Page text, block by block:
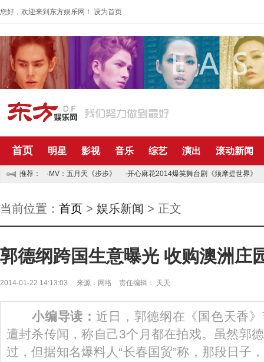
您好，欢迎来到东方娱乐网！ 设为首页
首页 明星 影视 音乐 综艺 演出 滚动新闻
推荐： ·MV：五月天《步步》 ·开心麻花2014爆笑舞台剧《须摩提世界》
当前位置： 首页 > 娱乐新闻 > 正文
郭德纲跨国生意曝光 收购澳洲庄
2014-01-22 14:13:03 来源：网络 责任编辑： 天天
小编导读： 近日，郭德纲在《国色天香
遭封杀传闻，称自己3个月都在拍戏。虽然郭
过，但据知名爆料人“长春国贸”称，那段日子